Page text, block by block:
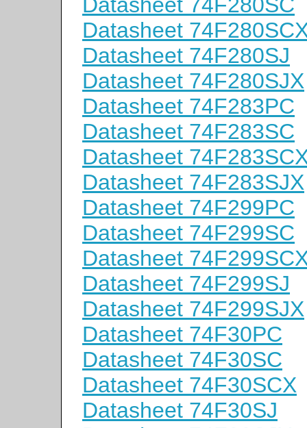
Datasheet
Datasheet 74F280SJ
Datasheet 74F280SJX
Datasheet 74F283PC
Datasheet 74F283SC
Datasheet
Datasheet 74F283SJX
Datasheet 74F299PC
Datasheet 74F299SC
Datasheet
Datasheet 74F299SJ
Datasheet 74F299SJX
Datasheet 74F30PC
Datasheet 74F30SC
Datasheet 74F30SCX
Datasheet 74F30SJ